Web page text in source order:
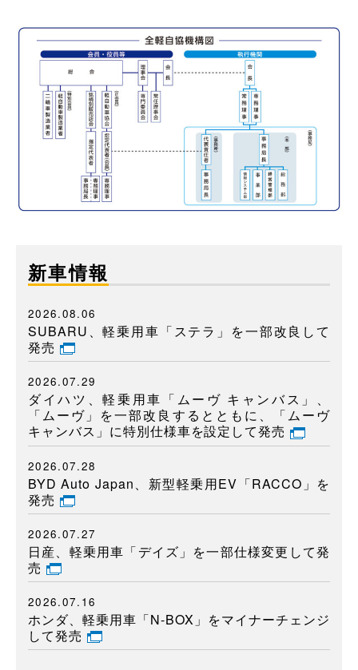
新車情報
2026.08.06
SUBARU、軽乗用車「ステラ」を一部改良して
発売
2026.07.29
ダイハツ、軽乗用車「ムーヴ キャンバス」、
「ムーヴ」を一部改良するとともに、「ムーヴ
キャンバス」に特別仕様車を設定して発売
2026.07.28
BYD Auto Japan、新型軽乗用EV「RACCO」を
発売
2026.07.27
日産、軽乗用車「デイズ」を一部仕様変更して発
売
2026.07.16
ホンダ、軽乗用車「N-BOX」をマイナーチェンジ
して発売